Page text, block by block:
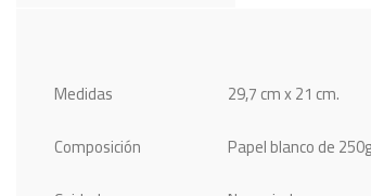
Medidas
29,7 cm x 21 cm.
Composición
Papel blanco de